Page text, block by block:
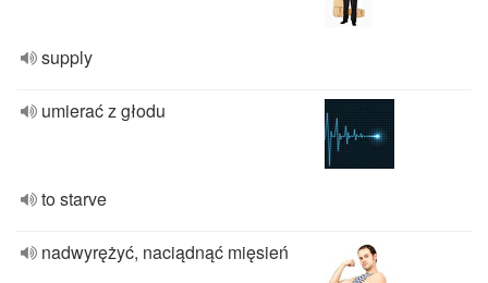
supply
umierać z głodu
to starve
nadwyrężyć, naciądnąć mięsień